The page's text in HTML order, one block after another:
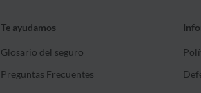
Te ayudamos
Glosario del seguro
Preguntas Frecuentes